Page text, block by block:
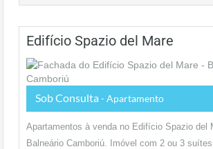
Edifício Spazio del Mare
Sob Consulta - Apartamento
Apartamentos à venda no Edifício Spazio del
Balneário Camboriú. Imóvel com 2 ou 3